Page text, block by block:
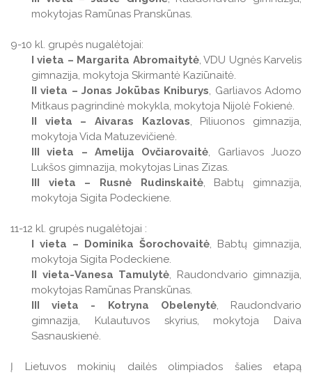
mokytojas Ramūnas Pranskūnas.
9-10 kl. grupės nugalėtojai:
I vieta – Margarita Abromaitytė, VDU Ugnės Karvelis
gimnazija, mokytoja Skirmantė Kaziūnaitė.
II vieta – Jonas Jokūbas Kniburys, Garliavos Adomo
Mitkaus pagrindinė mokykla, mokytoja Nijolė Fokienė.
II vieta – Aivaras Kazlovas, Piliuonos gimnazija,
mokytoja Vida Matuzevičienė.
III vieta – Amelija Ovčiarovaitė, Garliavos Juozo
Lukšos gimnazija, mokytojas Linas Zizas.
III vieta – Rusnė Rudinskaitė, Babtų gimnazija,
mokytoja Sigita Podeckiene.
11-12 kl. grupės nugalėtojai :
I vieta – Dominika Šorochovaitė, Babtų gimnazija,
mokytoja Sigita Podeckiene.
II vieta-Vanesa Tamulytė, Raudondvario gimnazija,
mokytojas Ramūnas Pranskūnas.
III vieta - Kotryna Obelenytė, Raudondvario
gimnazija, Kulautuvos skyrius, mokytoja Daiva
Sasnauskienė.
Į Lietuvos mokinių dailės olimpiados šalies etapą